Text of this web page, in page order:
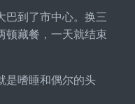
巴到了市中心。换三
顿藏餐，一天就结束
是嗜睡和偶尔的头